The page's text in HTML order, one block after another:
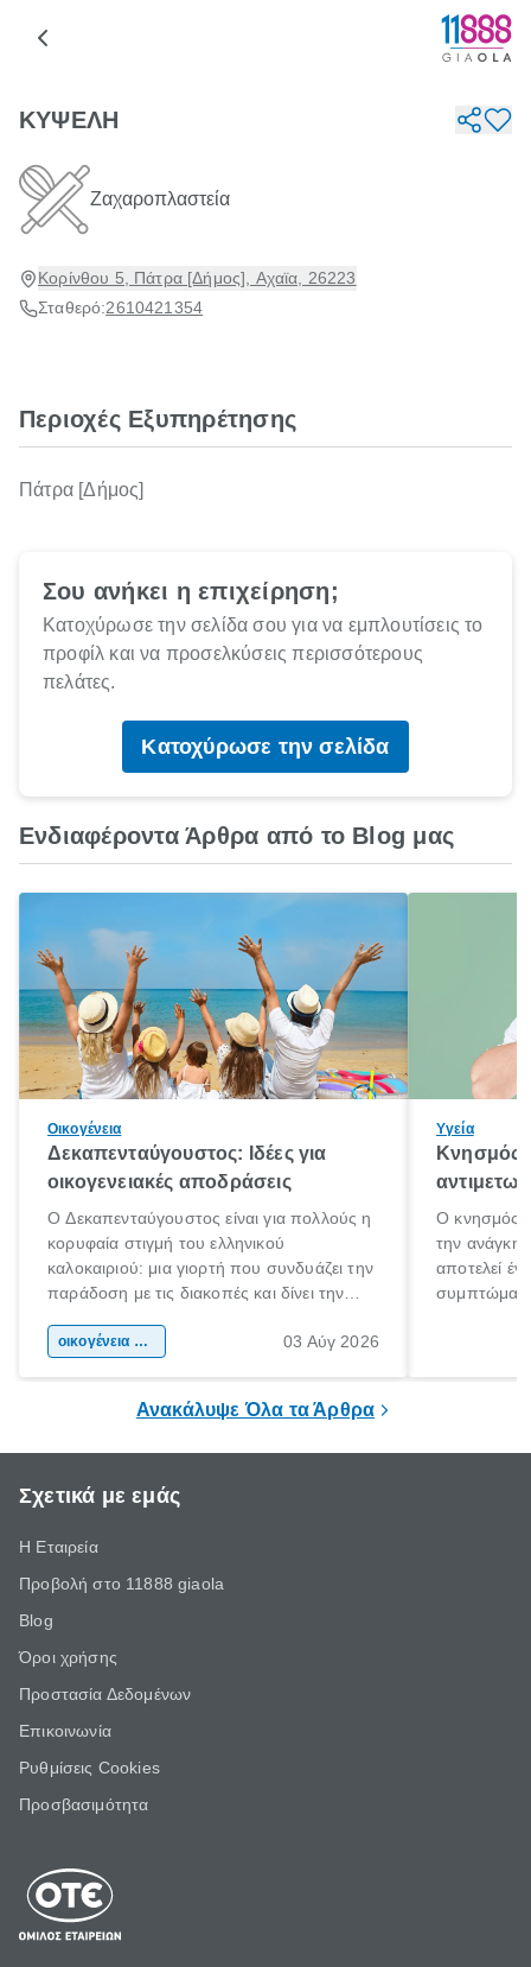
ΚΥΨΕΛΗ
Ζαχαροπλαστεία
Κορίνθου 5, Πάτρα [Δήμος], Αχαϊα, 26223
Σταθερό:2610421354
Περιοχές Εξυπηρέτησης
Πάτρα [Δήμος]
Σου ανήκει η επιχείρηση;
Κατοχύρωσε την σελίδα σου για να εμπλουτίσεις το
προφίλ και να προσελκύσεις περισσότερους
πελάτες.
Κατοχύρωσε την σελίδα
Ενδιαφέροντα Άρθρα από το Blog μας
Οικογένεια
Δεκαπενταύγουστος: Ιδέες για
οικογενειακές αποδράσεις
Ο Δεκαπενταύγουστος είναι για πολλούς η
κορυφαία στιγμή του ελληνικού
καλοκαιριού: μια γιορτή που συνδυάζει την
παράδοση με τις διακοπές και δίνει την
χώρας. Είτε πρόκειται για λίγες μέρες
οικογένεια & παιδί 03 Αύγ 2026
Υγεία
Κνησμός:
Ο κνησμός
την ανάγκη
αποτελεί
Ανακάλυψε Όλα τα Άρθρα
Σχετικά με εμάς
Η Εταιρεία
Προβολή στο 11888 giaola
Blog
Όροι χρήσης
Προστασία Δεδομένων
Επικοινωνία
Ρυθμίσεις Cookies
Προσβασιμότητα